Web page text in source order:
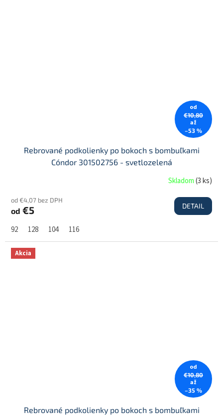
od
€10,80
až
–53 %
Rebrované podkolienky po bokoch s bombuľkami
Cóndor 301502756 - svetlozelená
Skladom(3 ks)
od €4,07 bez DPH
od €5 DETAIL
92 128 104 116
Akcia
od
€10,80
až
–35 %
Rebrované podkolienky po bokoch s bombuľkami